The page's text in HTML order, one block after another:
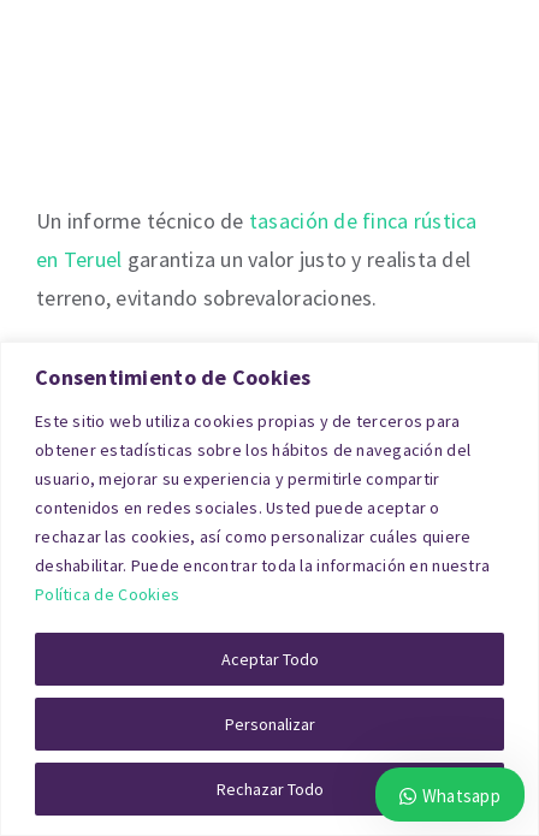
Consentimiento de Cookies
Este sitio web utiliza cookies propias y de terceros para
obtener estadísticas sobre los hábitos de navegación del
usuario, mejorar su experiencia y permitirle compartir
contenidos en redes sociales. Usted puede aceptar o
rechazar las cookies, así como personalizar cuáles quiere
deshabilitar. Puede encontrar toda la información en nuestra
Política de Cookies
Personalizar
Rechazar Todo
Aceptar Todo
Un informe técnico de tasación de finca rústica
en Teruel garantiza un valor justo y realista del
terreno, evitando sobrevaloraciones.
o liquidaciones.
Tasación de Activos
Inmobiliarios para empresas en
Teruel
Las empresas necesitan informes específicos
para justificar el valor de sus activos. Una
tasación para Hacienda de inmuebles
empresariales en Teruelincluye oficinas,Whatsapp